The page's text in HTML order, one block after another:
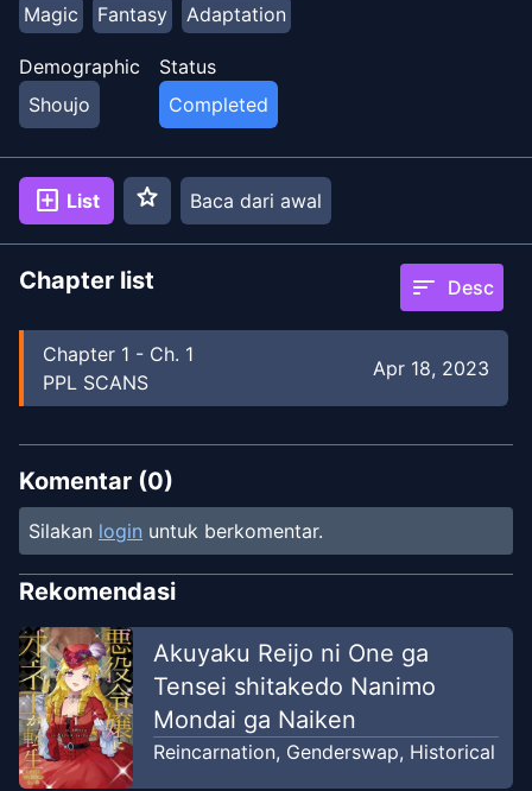
Magic
Fantasy Adaptation
Demographic
Shoujo
Status
Completed
add_box List star Baca dari awal
Chapter list sort Desc
Chapter 1 - Ch. 1
PPL SCANS
Apr 18, 2023
Komentar (0)
Silakan login untuk berkomentar.
Rekomendasi
Akuyaku Reijo ni One ga
Tensei shitakedo Nanimo
Mondai ga Naiken
Reincarnation, Genderswap, Historical